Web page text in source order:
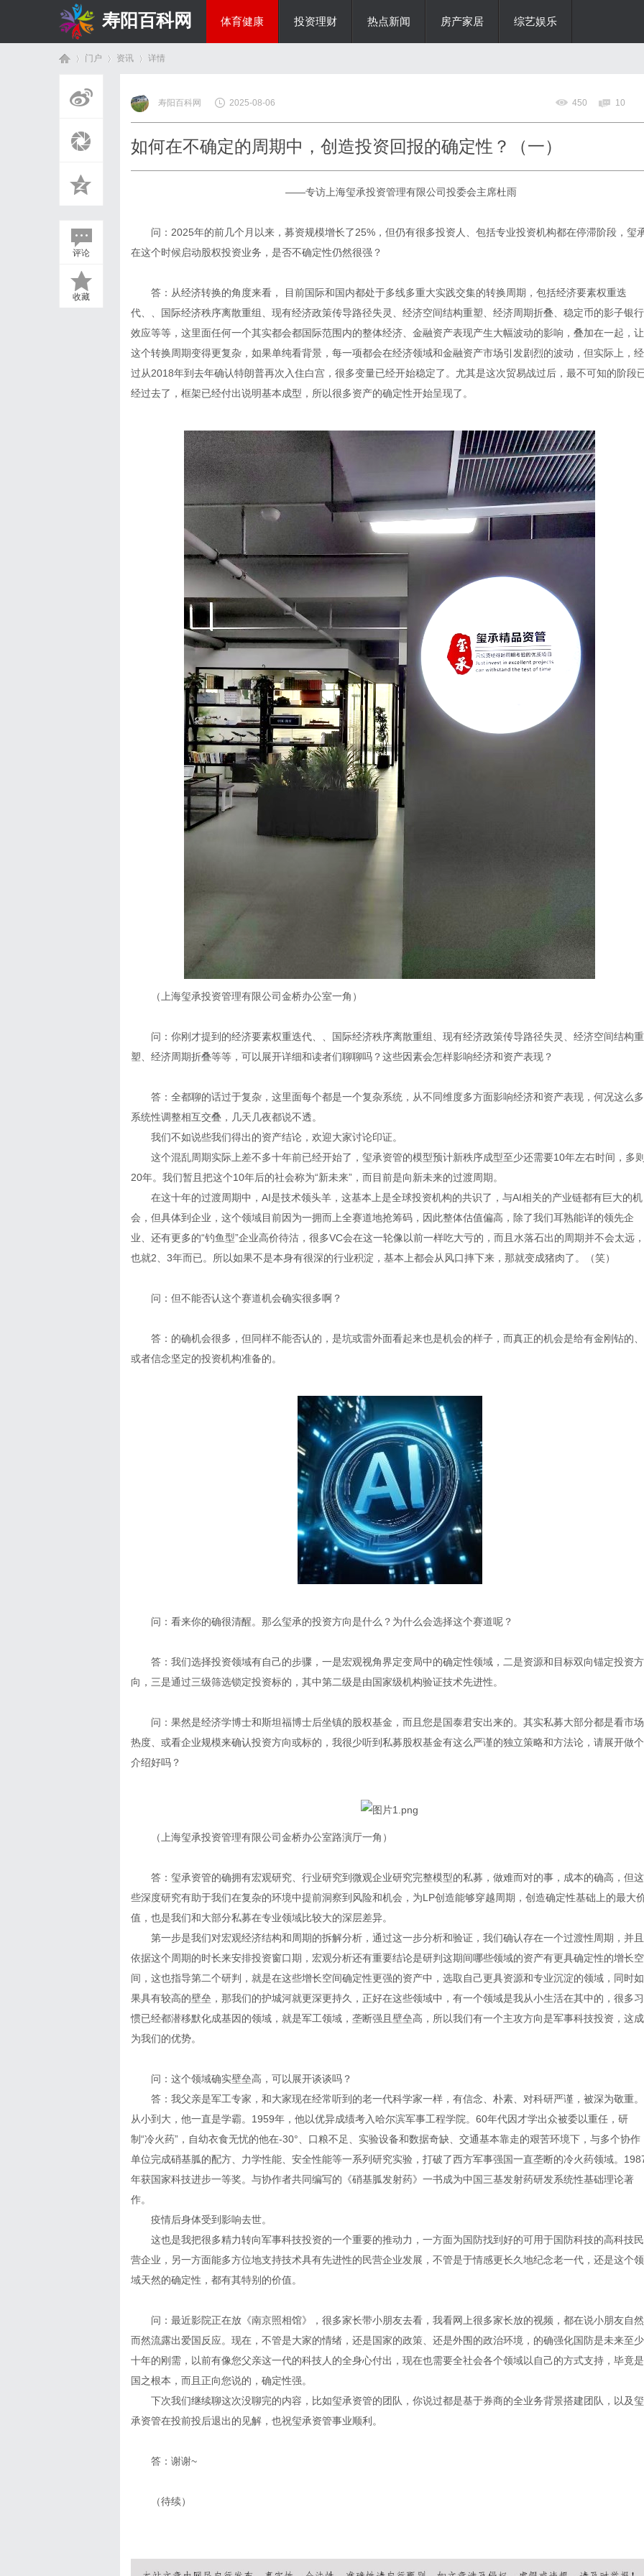
寿阳百科网 体育健康 投资理财 热点新闻 房产家居 综艺娱乐
门户 资讯
›
详情
评论
收藏
寿阳百科网 2025-08-06 450 10
如何在不确定的周期中，创造投资回报的确定性？（一）
——专访上海玺承投资管理有限公司投委会主席杜雨
问：2025年的前几个月以来，募资规模增长了25%，但仍有很多投资人、包括专业投资机构都在停滞阶段，玺
在这个时候启动股权投资业务，是否不确定性仍然很强？
答：从经济转换的角度来看， 目前国际和国内都处于多线多重大实践交集的转换周期，包括经济要素权重迭
代、、国际经济秩序离散重组、现有经济政策传导路径失灵、经济空间结构重塑、经济周期折叠、稳定币的影子银行
效应等等，这里面任何一个其实都会都国际范围内的整体经济、金融资产表现产生大幅波动的影响，叠加在一起，让
这个转换周期变得更复杂，如果单纯看背景，每一项都会在经济领域和金融资产市场引发剧烈的波动，但实际上，经
过从2018年到去年确认特朗普再次入住白宫，很多变量已经开始稳定了。尤其是这次贸易战过后，最不可知的阶段
经过去了，框架已经付出说明基本成型，所以很多资产的确定性开始呈现了。
（上海玺承投资管理有限公司金桥办公室一角）
问：你刚才提到的经济要素权重迭代、、国际经济秩序离散重组、现有经济政策传导路径失灵、经济空间结构重
塑、经济周期折叠等等，可以展开详细和读者们聊聊吗？这些因素会怎样影响经济和资产表现？
答：全都聊的话过于复杂，这里面每个都是一个复杂系统，从不同维度多方面影响经济和资产表现，何况这么多
系统性调整相互交叠，几天几夜都说不透。
我们不如说些我们得出的资产结论，欢迎大家讨论印证。
这个混乱周期实际上差不多十年前已经开始了，玺承资管的模型预计新秩序成型至少还需要10年左右时间，多
20年。我们暂且把这个10年后的社会称为“新未来”，而目前是向新未来的过渡周期。
在这十年的过渡周期中，AI是技术领头羊，这基本上是全球投资机构的共识了，与AI相关的产业链都有巨大的机
会，但具体到企业，这个领域目前因为一拥而上全赛道地抢筹码，因此整体估值偏高，除了我们耳熟能详的领先企
业、还有更多的“钓鱼型”企业高价待沽，很多VC会在这一轮像以前一样吃大亏的，而且水落石出的周期并不会太远，
也就2、3年而已。所以如果不是本身有很深的行业积淀，基本上都会从风口摔下来，那就变成猪肉了。（笑）
问：但不能否认这个赛道机会确实很多啊？
答：的确机会很多，但同样不能否认的，是坑或雷外面看起来也是机会的样子，而真正的机会是给有金刚钻的、
或者信念坚定的投资机构准备的。
问：看来你的确很清醒。那么玺承的投资方向是什么？为什么会选择这个赛道呢？
答：我们选择投资领域有自己的步骤，一是宏观视角界定变局中的确定性领域，二是资源和目标双向锚定投资方
向，三是通过三级筛选锁定投资标的，其中第二级是由国家级机构验证技术先进性。
问：果然是经济学博士和斯坦福博士后坐镇的股权基金，而且您是国泰君安出来的。其实私募大部分都是看市场
热度、或看企业规模来确认投资方向或标的，我很少听到私募股权基金有这么严谨的独立策略和方法论，请展开做个
介绍好吗？
（上海玺承投资管理有限公司金桥办公室路演厅一角）
答：玺承资管的确拥有宏观研究、行业研究到微观企业研究完整模型的私募，做难而对的事，成本的确高，但这
些深度研究有助于我们在复杂的环境中提前洞察到风险和机会，为LP创造能够穿越周期，创造确定性基础上的最大
值，也是我们和大部分私募在专业领域比较大的深层差异。
第一步是我们对宏观经济结构和周期的拆解分析，通过这一步分析和验证，我们确认存在一个过渡性周期，并且
依据这个周期的时长来安排投资窗口期，宏观分析还有重要结论是研判这期间哪些领域的资产有更具确定性的增长空
间，这也指导第二个研判，就是在这些增长空间确定性更强的资产中，选取自己更具资源和专业沉淀的领域，同时如
果具有较高的壁垒，那我们的护城河就更深更持久，正好在这些领域中，有一个领域是我从小生活在其中的，很多习
惯已经都潜移默化成基因的领域，就是军工领域，垄断强且壁垒高，所以我们有一个主攻方向是军事科技投资，这成
为我们的优势。
问：这个领域确实壁垒高，可以展开谈谈吗？
答：我父亲是军工专家，和大家现在经常听到的老一代科学家一样，有信念、朴素、对科研严谨，被深为敬重。
从小到大，他一直是学霸。1959年，他以优异成绩考入哈尔滨军事工程学院。60年代因才学出众被委以重任，研
制“冷火药”，自幼衣食无忧的他在-30°、口粮不足、实验设备和数据奇缺、交通基本靠走的艰苦环境下，与多个协作
单位完成硝基胍的配方、力学性能、安全性能等一系列研究实验，打破了西方军事强国一直垄断的冷火药领域。
年获国家科技进步一等奖。与协作者共同编写的《硝基胍发射药》一书成为中国三基发射药研发系统性基础理论著
作。
疫情后身体受到影响去世。
这也是我把很多精力转向军事科技投资的一个重要的推动力，一方面为国防找到好的可用于国防科技的高科技民
营企业，另一方面能多方位地支持技术具有先进性的民营企业发展，不管是于情感更长久地纪念老一代，还是这个领
域天然的确定性，都有其特别的价值。
问：最近影院正在放《南京照相馆》，很多家长带小朋友去看，我看网上很多家长放的视频，都在说小朋友自然
而然流露出爱国反应。现在，不管是大家的情绪，还是国家的政策、还是外围的政治环境，的确强化国防是未来至少
十年的刚需，以前有像您父亲这一代的科技人的全身心付出，现在也需要全社会各个领域以自己的方式支持，毕竟是
国之根本，而且正向您说的，确定性强。
下次我们继续聊这次没聊完的内容，比如玺承资管的团队，你说过都是基于券商的全业务背景搭建团队，以及玺
承资管在投前投后退出的见解，也祝玺承资管事业顺利。
答：谢谢~
（待续）